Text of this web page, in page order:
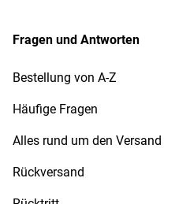
Fragen und Antworten
Bestellung von A-Z
Häufige Fragen
Alles rund um den Versand
Rückversand